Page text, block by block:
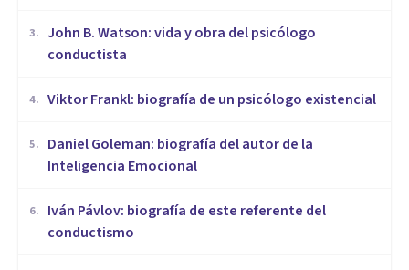
3. John B. Watson: vida y obra del psicólogo
conductista
4. Viktor Frankl: biografía de un psicólogo existencial
5.
Daniel Goleman: biografía del autor de la
Inteligencia Emocional
6.
Iván Pávlov: biografía de este referente del
conductismo